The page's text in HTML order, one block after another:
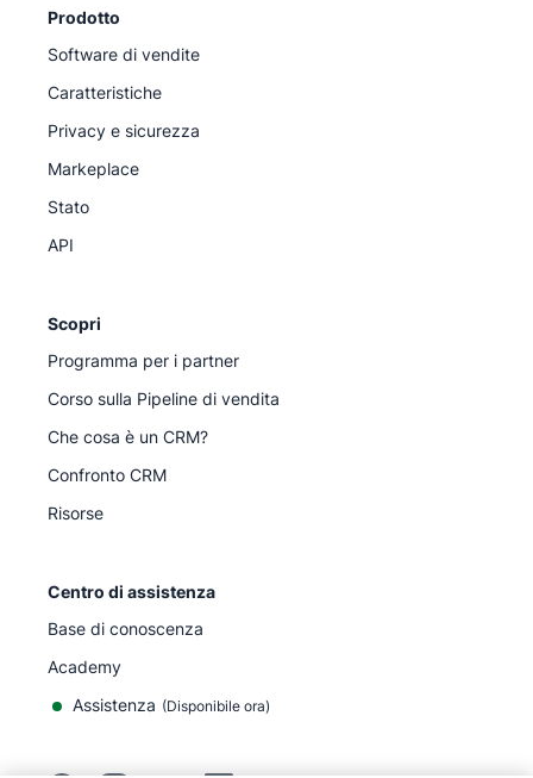
Prodotto
Software di vendite
Caratteristiche
Privacy e sicurezza
Markeplace
Stato
API
Scopri
Programma per i partner
Corso sulla Pipeline di vendita
Che cosa è un CRM?
Confronto CRM
Risorse
Centro di assistenza
Base di conoscenza
Academy
Assistenza (Disponibile ora)